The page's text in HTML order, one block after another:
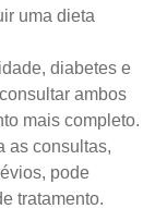
uma dieta
diabetes e
ambos
mais completo.
as consultas,
pode
tratamento.